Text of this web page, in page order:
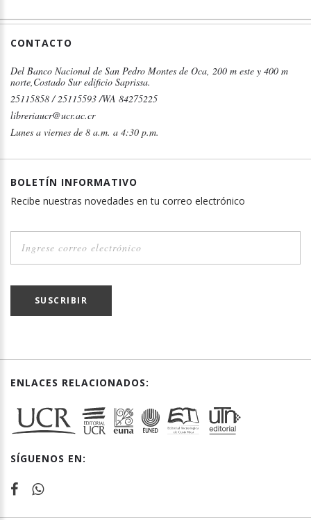
CONTACTO
Del Banco Nacional de San Pedro Montes de Oca, 200 m este y 400 m
norte,Costado Sur edificio Saprissa.
25115858 / 25115593 /WA 84275225
libreriaucr@ucr.ac.cr
Lunes a viernes de 8 a.m. a 4:30 p.m.
BOLETÍN INFORMATIVO
Recibe nuestras novedades en tu correo electrónico
SUSCRIBIR
ENLACES RELACIONADOS:
SÍGUENOS EN: